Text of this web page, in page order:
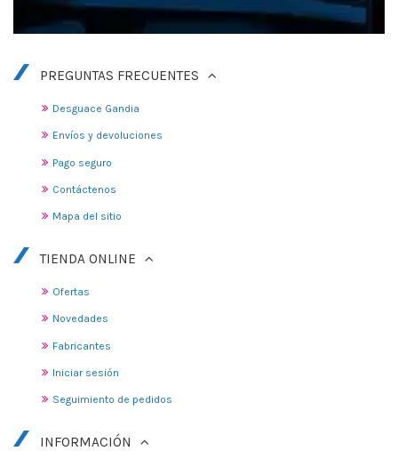
PREGUNTAS FRECUENTES
Desguace Gandia
Envíos y devoluciones
Pago seguro
Contáctenos
Mapa del sitio
TIENDA ONLINE
Ofertas
Novedades
Fabricantes
Iniciar sesión
Seguimiento de pedidos
INFORMACIÓN